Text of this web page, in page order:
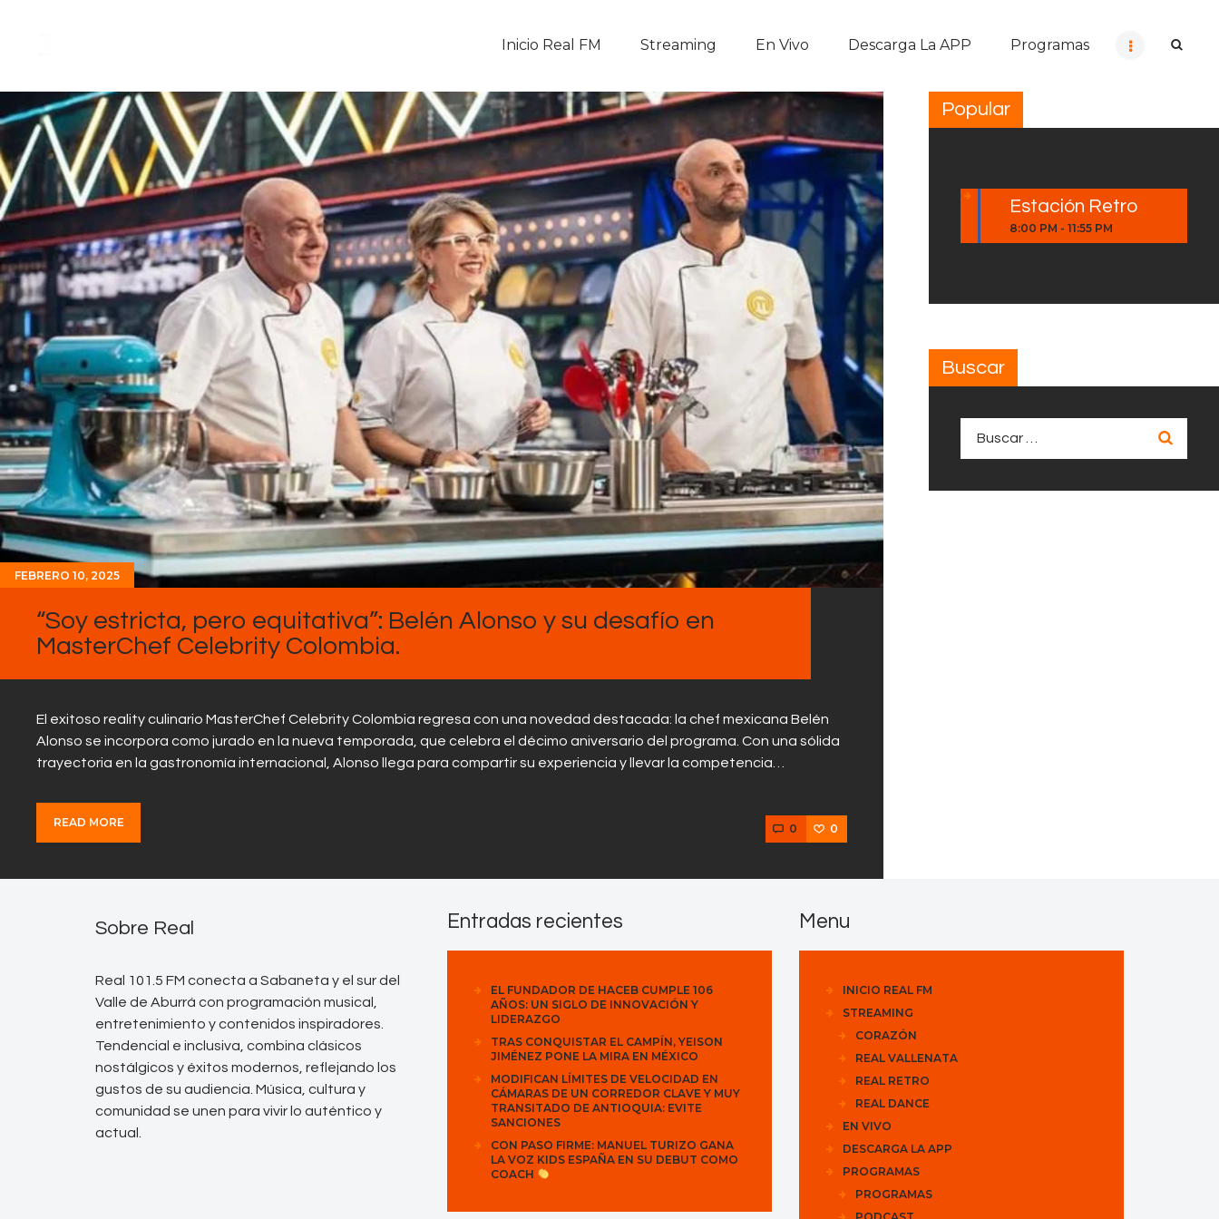
Inicio Real FM Streaming En Vivo Descarga La APP Programas
En Vivo
Descarga La APP
Programas
Noticias
Equipo
Sobre Nosotros
Contactos
FEBRERO 10, 2025
“Soy estricta, pero equitativa”: Belén Alonso y su desafío en
MasterChef Celebrity Colombia.
El exitoso reality culinario MasterChef Celebrity Colombia regresa con una novedad destacada: la chef mexicana Belén
Alonso se incorpora como jurado en la nueva temporada, que celebra el décimo aniversario del programa. Con una sólida
trayectoria en la gastronomía internacional, Alonso llega para compartir su experiencia y llevar la competencia…
READ MORE 0 0
Popular
Estación Retro
8:00 PM -11:55 PM
Buscar
Sobre Real
Real 101.5 FM conecta a Sabaneta y el sur del
Valle de Aburrá con programación musical,
entretenimiento y contenidos inspiradores.
Tendencial e inclusiva, combina clásicos
nostálgicos y éxitos modernos, reflejando los
gustos de su audiencia. Música, cultura y
comunidad se unen para vivir lo auténtico y
actual.
Entradas recientes
EL FUNDADOR DE HACEB CUMPLE 106
AÑOS: UN SIGLO DE INNOVACIÓN Y
LIDERAZGO
TRAS CONQUISTAR EL CAMPÍN, YEISON
JIMÉNEZ PONE LA MIRA EN MÉXICO
MODIFICAN LÍMITES DE VELOCIDAD EN
CÁMARAS DE UN CORREDOR CLAVE Y MUY
TRANSITADO DE ANTIOQUIA: EVITE
SANCIONES
CON PASO FIRME: MANUEL TURIZO GANA
LA VOZ KIDS ESPAÑA EN SU DEBUT COMO
COACH
Menu
INICIO REAL FM
STREAMING
CORAZÓN
REAL VALLENATA
REAL RETRO
REAL DANCE
EN VIVO
DESCARGA LA APP
PROGRAMAS
PROGRAMAS